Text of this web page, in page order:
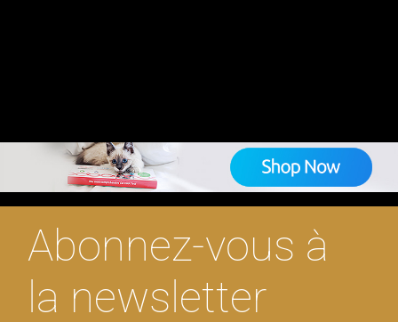
Abonnez-vous à
la newsletter